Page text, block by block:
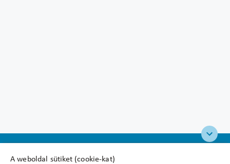
A weboldal sütiket (cookie-kat)